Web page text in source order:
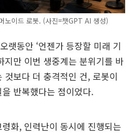
노이드 로봇. (사진=챗GPT AI 생성)
랫동안 ‘언젠가 등장할 미래 기
지만 이번 생중계는 분위기를 바
것보다 더 충격적인 건, 로봇이
반복했다는 점이었다.
화, 인력난이 동시에 진행되는